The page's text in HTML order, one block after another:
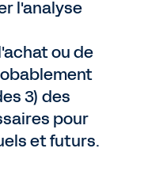
l'analyse
ou de
3) des
pour
et futurs.